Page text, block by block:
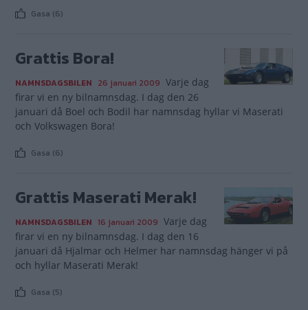
Gasa (6)
Grattis Bora!
NAMNSDAGSBILEN 26 januari 2009 Varje dag
firar vi en ny bilnamnsdag. I dag den 26
januari då Boel och Bodil har namnsdag hyllar vi Maserati
och Volkswagen Bora!
Gasa (6)
Grattis Maserati Merak!
NAMNSDAGSBILEN 16 januari 2009 Varje dag
firar vi en ny bilnamnsdag. I dag den 16
januari då Hjalmar och Helmer har namnsdag hänger vi på
och hyllar Maserati Merak!
Gasa (5)